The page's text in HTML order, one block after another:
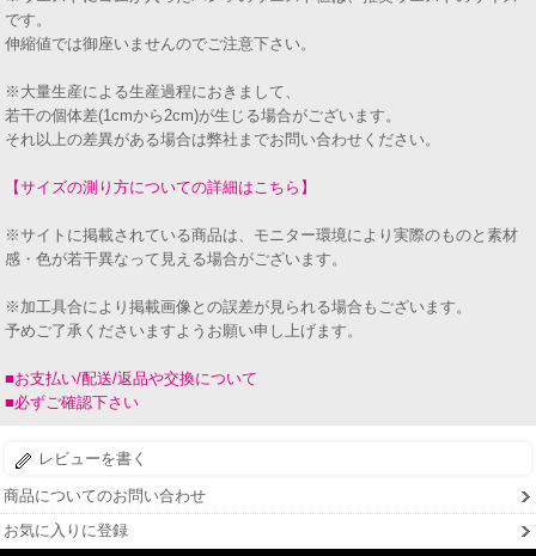
です。
伸縮値では御座いませんのでご注意下さい。
※大量生産による生産過程におきまして、
若干の個体差(1cmから2cm)が生じる場合がございます。
それ以上の差異がある場合は弊社までお問い合わせください。
【サイズの測り方についての詳細はこちら】
※サイトに掲載されている商品は、モニター環境により実際のものと素材
感・色が若干異なって見える場合がございます。
※加工具合により掲載画像との誤差が見られる場合もございます。
予めご了承くださいますようお願い申し上げます。
■お支払い/配送/返品や交換について
■必ずご確認下さい
レビューを書く
商品についてのお問い合わせ
お気に入りに登録